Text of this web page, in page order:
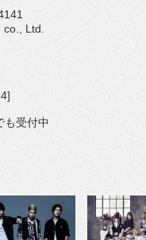
Ltd.
も受付中